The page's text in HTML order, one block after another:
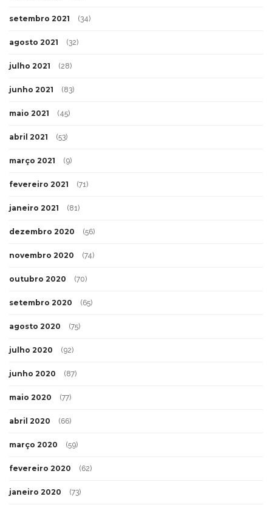
setembro 2021 (34)
agosto 2021 (32)
julho 2021 (28)
junho 2021 (83)
maio 2021 (45)
abril 2021 (53)
março 2021 (9)
fevereiro 2021 (71)
janeiro 2021 (81)
dezembro 2020 (56)
novembro 2020 (74)
outubro 2020 (70)
setembro 2020 (65)
agosto 2020 (75)
julho 2020 (92)
junho 2020 (87)
maio 2020 (77)
abril 2020 (66)
março 2020 (59)
fevereiro 2020 (62)
janeiro 2020 (73)